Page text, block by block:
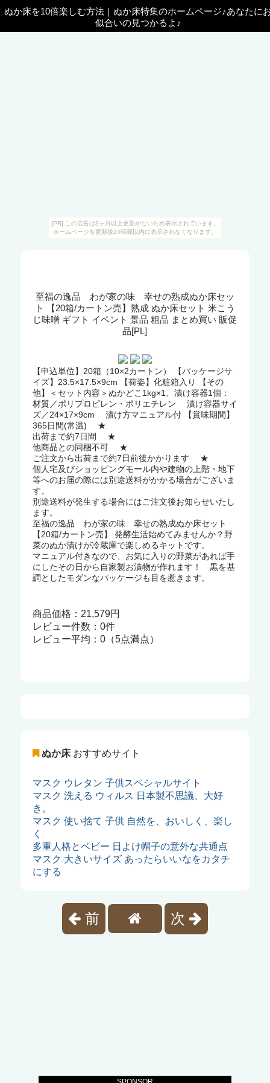
[PR] この広告は3ヶ月以上更新がないため表示されています。
ホームページを更新後24時間以内に表示されなくなります。
ぬか床を10倍楽しむ方法 ｜ ぬか床特集のホームページ♪あなたに
似合いの見つかるよ♪
至福の逸品 わが家の味 幸せの熟成ぬか床セッ
ト 【20箱/カートン売】熟成 ぬか床セット 米こう
じ味噌 ギフト イベント 景品 粗品 まとめ買い 販促
品[PL]
【申込単位】20箱（10×2カートン） 【パッケージサ
イズ】23.5×17.5×9cm 【荷姿】化粧箱入り 【その
他】＜セット内容＞ぬかどこ1kg×1、漬け容器1個：
材質／ポリプロピレン・ポリエチレン 漬け容器サイ
ズ／24×17×9cm 漬け方マニュアル付 【賞味期間】
365日間(常温) ★
出荷まで約7日間 ★
他商品との同梱不可 ★
ご注文から出荷まで約7日前後かかります ★
個人宅及びショッピングモール内や建物の上階・地下
等へのお届の際には別途送料がかかる場合がございま
す。
別途送料が発生する場合にはご注文後お知らせいたし
ます。
至福の逸品 わが家の味 幸せの熟成ぬか床セット
【20箱/カートン売】 発酵生活始めてみませんか？野
菜のぬか漬けが冷蔵庫で楽しめるキットです。
マニュアル付きなので、お気に入りの野菜があれば手
にしたその日から自家製お漬物が作れます！ 黒を基
調としたモダンなパッケージも目を惹きます。
商品価格：21,579円
レビュー件数：0件
レビュー平均：0（5点満点）
ぬか床おすすめサイト
マスク ウレタン 子供スペシャルサイト
マスク 洗える ウィルス 日本製不思議、大好
き。
マスク 使い捨て 子供 自然を、おいしく、楽し
く
多重人格とベビー 日よけ帽子の意外な共通点
マスク 大きいサイズ あったらいいなをカタチ
にする
前 次